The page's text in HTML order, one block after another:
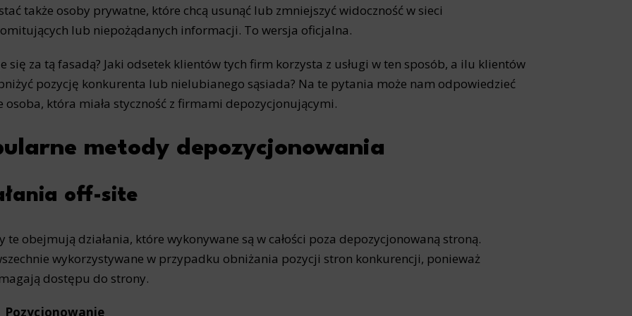
także osoby prywatne, które chcą usunąć lub zmniejszyć widoczność w sieci
lub niepożądanych informacji. To wersja oficjalna.
się za tą fasadą? Jaki odsetek klientów tych firm korzysta z usługi w ten sposób, a ilu klientów
pozycję konkurenta lub nielubianego sąsiada? Na te pytania może nam odpowiedzieć
osoba, która miała styczność z firmami depozycjonującymi.
metody depozycjonowania
off-site
te obejmują działania, które wykonywane są w całości poza depozycjonowaną stroną.
wykorzystywane w przypadku obniżania pozycji stron konkurencji, ponieważ
dostępu do strony.
Pozycjonowanie